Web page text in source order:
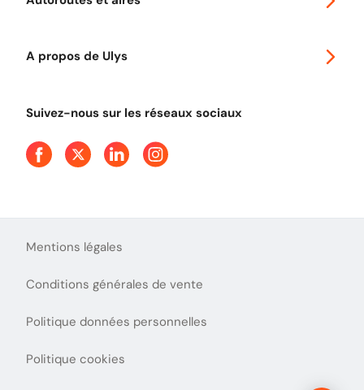
A propos de Ulys
Presse
Suivez-nous sur les réseaux sociaux
Mentions légales
Conditions générales de vente
Politique données personnelles
Politique cookies